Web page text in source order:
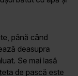
până când
deasupra
Se mai lasă
de pască este